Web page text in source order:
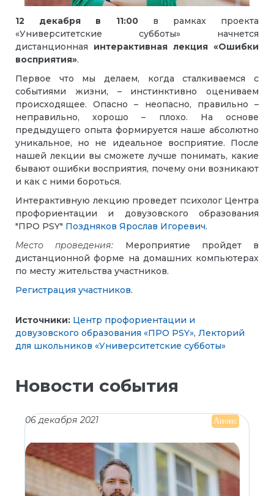
12 декабря в 11:00в рамках проекта
«Университетские субботы» начнется
дистанционная интерактивная лекция «Ошибки
восприятия».
Первое что мы делаем, когда сталкиваемся с
событиями жизни, – инстинктивно оцениваем
происходящее. Опасно – неопасно, правильно –
неправильно, хорошо – плохо. На основе
предыдущего опыта формируется наше абсолютно
уникальное, но не идеальное восприятие. После
нашей лекции вы сможете лучше понимать, какие
бывают ошибки восприятия, почему они возникают
и как с ними бороться.
Интерактивную лекцию проведет психолог Центра
профориентации и довузовского образования
"ПРО PSY" Поздняков Ярослав Игоревич.
Место проведения: Мероприятие пройдет в
дистанционной форме на домашних компьютерах
по месту жительства участников.
Регистрация участников.
Источники: Центр профориентации и
довузовского образования «ПРО PSY», Лекторий
для школьников «Университетские субботы»
Новости события
06 декабря 2021 Анонс